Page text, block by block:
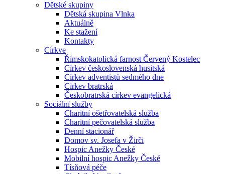
Dětské skupiny
Dětská skupina Vlnka
Aktuálně
Ke stažení
Kontakty
Církve
Římskokatolická farnost Červený Kostelec
Církev československá husitská
Církev adventistů sedmého dne
Církev bratrská
Českobratrská církev evangelická
Sociální služby
Charitní ošetřovatelská služba
Charitní pečovatelská služba
Denní stacionář
Domov sv. Josefa v Žirči
Hospic Anežky České
Mobilní hospic Anežky České
Tísňová péče